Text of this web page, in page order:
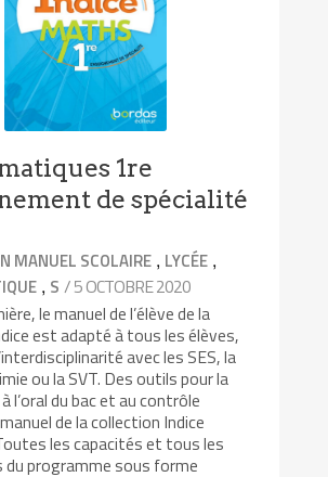
1re
de spécialité
MANUEL SCOLAIRE , LYCÉE ,
, S / 5 OCTOBRE 2020
le manuel de l’élève de la
est adapté à tous les élèves,
avec les SES, la
ou la SVT. Des outils pour la
l’oral du bac et au contrôle
de la collection Indice
les capacités et tous les
programme sous forme